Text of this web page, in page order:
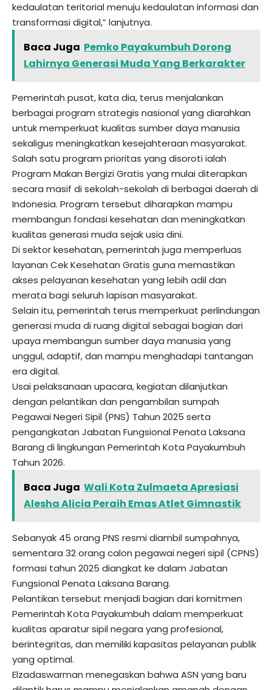
kedaulatan teritorial menuju kedaulatan informasi dan
transformasi digital,” lanjutnya.
Baca Juga Pemko Payakumbuh Dorong
Lahirnya Generasi Muda Yang Berkarakter
Pemerintah pusat, kata dia, terus menjalankan
berbagai program strategis nasional yang diarahkan
untuk memperkuat kualitas sumber daya manusia
sekaligus meningkatkan kesejahteraan masyarakat.
Salah satu program prioritas yang disoroti ialah
Program Makan Bergizi Gratis yang mulai diterapkan
secara masif di sekolah-sekolah di berbagai daerah di
Indonesia. Program tersebut diharapkan mampu
membangun fondasi kesehatan dan meningkatkan
kualitas generasi muda sejak usia dini.
Di sektor kesehatan, pemerintah juga memperluas
layanan Cek Kesehatan Gratis guna memastikan
akses pelayanan kesehatan yang lebih adil dan
merata bagi seluruh lapisan masyarakat.
Selain itu, pemerintah terus memperkuat perlindungan
generasi muda di ruang digital sebagai bagian dari
upaya membangun sumber daya manusia yang
unggul, adaptif, dan mampu menghadapi tantangan
era digital.
Usai pelaksanaan upacara, kegiatan dilanjutkan
dengan pelantikan dan pengambilan sumpah
Pegawai Negeri Sipil (PNS) Tahun 2025 serta
pengangkatan Jabatan Fungsional Penata Laksana
Barang di lingkungan Pemerintah Kota Payakumbuh
Tahun 2026.
Baca Juga Wali Kota Zulmaeta Apresiasi
Alesha Alicia Peraih Emas Atlet Gimnastik
Sebanyak 45 orang PNS resmi diambil sumpahnya,
sementara 32 orang calon pegawai negeri sipil (CPNS)
formasi tahun 2025 diangkat ke dalam Jabatan
Fungsional Penata Laksana Barang.
Pelantikan tersebut menjadi bagian dari komitmen
Pemerintah Kota Payakumbuh dalam memperkuat
kualitas aparatur sipil negara yang profesional,
berintegritas, dan memiliki kapasitas pelayanan publik
yang optimal.
Elzadaswarman menegaskan bahwa ASN yang baru